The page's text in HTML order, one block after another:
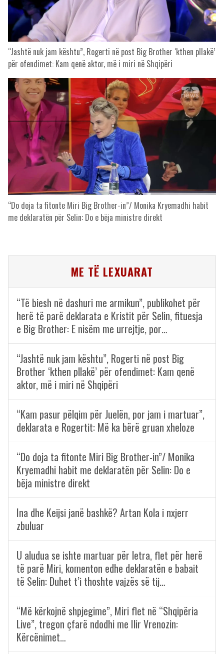
“Jashtë nuk jam kështu”, Rogerti në post Big Brother ‘kthen pllakë’
për ofendimet: Kam qenë aktor, më i miri në Shqipëri
“Do doja ta fitonte Miri Big Brother-in”/ Monika Kryemadhi habit
me deklaratën për Selin: Do e bëja ministre direkt
ME TË LEXUARAT
“Të biesh në dashuri me armikun”, publikohet për
herë të parë deklarata e Kristit për Selin, fituesja
e Big Brother: E nisëm me urrejtje, por…
“Jashtë nuk jam kështu”, Rogerti në post Big
Brother ‘kthen pllakë’ për ofendimet: Kam qenë
aktor, më i miri në Shqipëri
“Kam pasur pëlqim për Juelën, por jam i martuar”,
deklarata e Rogertit: Më ka bërë gruan xheloze
“Do doja ta fitonte Miri Big Brother-in”/ Monika
Kryemadhi habit me deklaratën për Selin: Do e
bëja ministre direkt
Ina dhe Keijsi janë bashkë? Artan Kola i nxjerr
zbuluar
U aludua se ishte martuar për letra, flet për herë
të parë Miri, komenton edhe deklaratën e babait
të Selin: Duhet t’i thoshte vajzës së tij…
“Më kërkojnë shpjegime”, Miri flet në “Shqipëria
Live”, tregon çfarë ndodhi me Ilir Vrenozin:
Kërcënimet…